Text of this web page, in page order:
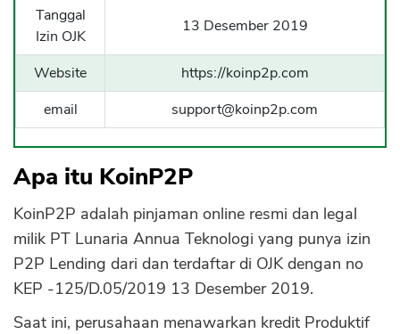
Asuransi Kesehatan
Asuransi Syariah
Tanggal
Izin OJK
13 Desember 2019
Website
https://koinp2p.com
email
support@koinp2p.com
Apa itu KoinP2P
KoinP2P adalah pinjaman online resmi dan legal
milik PT Lunaria Annua Teknologi yang punya izin
P2P Lending dari dan terdaftar di OJK dengan no
KEP -125/D.05/2019 13 Desember 2019.
Saat ini, perusahaan menawarkan kredit Produktif